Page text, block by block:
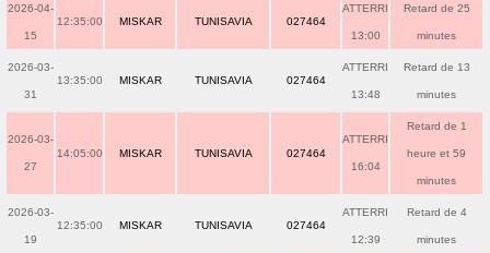
2026-04-
15
12:35:00 MISKAR TUNISAVIA 027464
ATTERRI
13:00
Retard de 25
minutes
2026-03-
31
13:35:00 MISKAR TUNISAVIA 027464
ATTERRI
13:48
Retard de 13
minutes
2026-03-
27
14:05:00 MISKAR TUNISAVIA 027464
ATTERRI
16:04
Retard de 1
heure et 59
minutes
2026-03-
19
12:35:00 MISKAR TUNISAVIA 027464
ATTERRI
12:39
Retard de 4
minutes